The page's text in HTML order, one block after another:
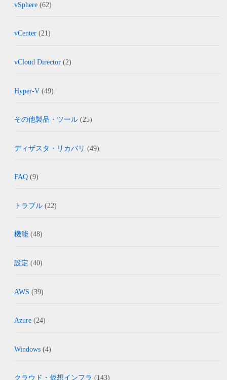
vSphere (62)
vCenter (21)
vCloud Director (2)
Hyper-V (49)
その他製品・ツール (25)
ディザスタ・リカバリ (49)
FAQ (9)
トラブル (22)
機能 (48)
設定 (40)
AWS (39)
Azure (24)
Windows (4)
クラウド・仮想インフラ (143)